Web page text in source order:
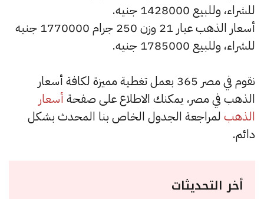
للشراء، وللبيع 1428000 جنيه.
أسعار الذهب عيار 21 وزن 250 جرام 1770000 جنيه
للشراء، وللبيع 1785000 جنيه.
نقوم في مصر 365 بعمل تغطية مميزة لكافة أسعار
الذهب في مصر، يمكنك الاطلاع على صفحة أسعار
الذهب لمراجعة الجدول الخاص بنا المحدث بشكل
دائم.
أخر التحديثات